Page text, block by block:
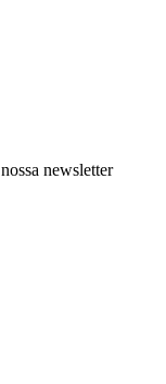
newsletter